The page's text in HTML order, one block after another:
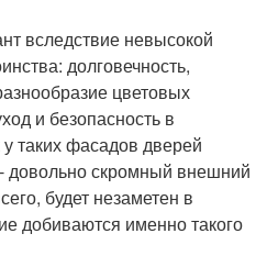
вследствие невысокой
долговечность,
цветовых
и безопасность в
таких фасадов дверей
довольно скромный внешний
будет незаметен в
добиваются именно такого